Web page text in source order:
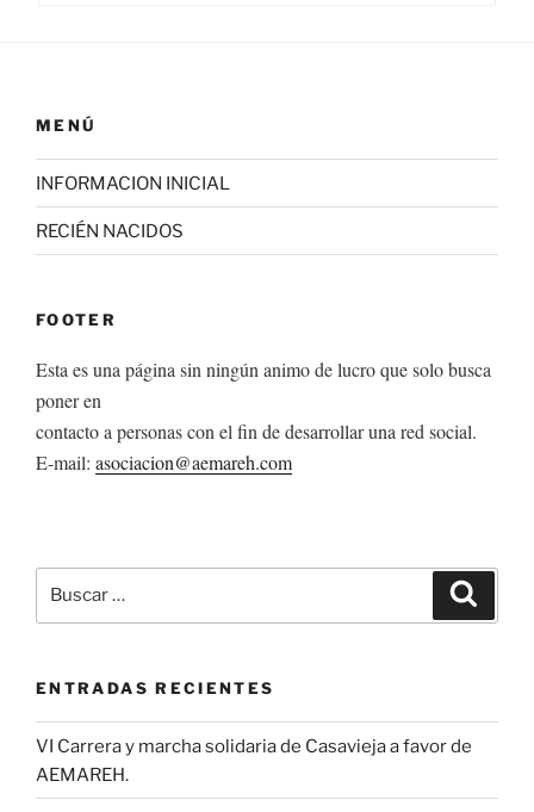
MENÚ
INFORMACION INICIAL
RECIÉN NACIDOS
FOOTER
Esta es una página sin ningún animo de lucro que solo busca
poner en
contacto a personas con el fin de desarrollar una red social.
E-mail: asociacion@aemareh.com
por:
ENTRADAS RECIENTES
VI Carrera y marcha solidaria de Casavieja a favor de
AEMAREH.